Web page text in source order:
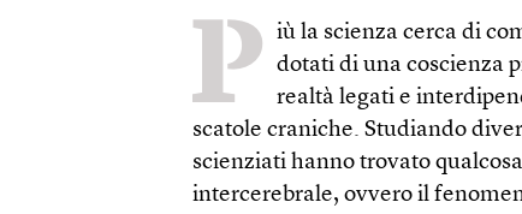
P
iù la scienza cerca di
dotati di una coscienza
realtà legati e
scatole craniche. Studiando
scienziati hanno trovato
intercerebrale, ovvero il